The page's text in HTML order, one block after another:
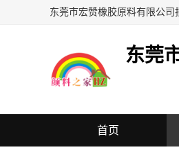
东莞
首页